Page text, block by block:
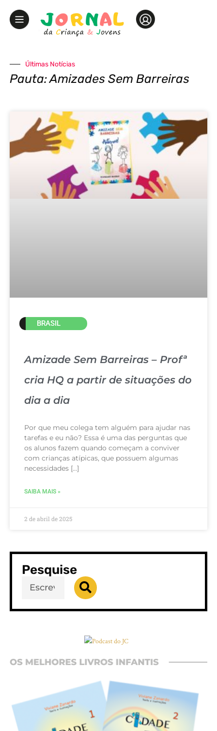
Últimas Notícias
Pauta: Amizades Sem Barreiras
BRASIL
Amizade Sem Barreiras – Profª
cria HQ a partir de situações do
dia a dia
Por que meu colega tem alguém para ajudar nas
tarefas e eu não? Essa é uma das perguntas que
os alunos fazem quando começam a conviver
com crianças atípicas, que possuem algumas
necessidades […]
SAIBA MAIS »
2 de abril de 2025
Pesquise